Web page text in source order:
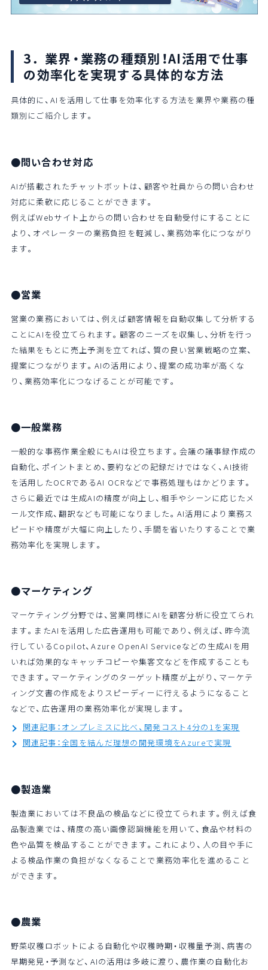
3．業界・業務の種類別！AI活用で仕事
の効率化を実現する具体的な方法
具体的に、AIを活用して仕事を効率化する方法を業界や業務の種
類別にご紹介します。
●問い合わせ対応
AIが搭載されたチャットボットは、顧客や社員からの問い合わせ
対応に柔軟に応じることができます。
例えばWebサイト上からの問い合わせを自動受付にすることに
より、オペレーターの業務負担を軽減し、業務効率化につながり
ます。
●営業
営業の業務においては、例えば顧客情報を自動収集して分析する
ことにAIを役立てられます。顧客のニーズを収集し、分析を行っ
た結果をもとに売上予測を立てれば、質の良い営業戦略の立案、
提案につながります。AIの活用により、提案の成功率が高くな
り、業務効率化につなげることが可能です。
●一般業務
一般的な事務作業全般にもAIは役立ちます。会議の議事録作成の
自動化、ポイントまとめ、要約などの記録だけではなく、AI技術
を活用したOCRであるAI OCRなどで事務処理もはかどります。
さらに最近では生成AIの精度が向上し、相手やシーンに応じたメ
ール文作成、翻訳なども可能になりました。AI活用により業務ス
ピードや精度が大幅に向上したり、手間を省いたりすることで業
務効率化を実現します。
●マーケティング
マーケティング分野では、営業同様にAIを顧客分析に役立てられ
ます。またAIを活用した広告運用も可能であり、例えば、昨今流
行しているCopilot、Azure OpenAI Serviceなどの生成AIを用
いれば効果的なキャッチコピーや集客文などを作成することも
できます。マーケティングのターゲット精度が上がり、マーケテ
ィング文書の作成をよりスピーディーに行えるようになること
などで、広告運用の業務効率化が実現します。
関連記事：オンプレミスに比べ、開発コスト4分の1を実現
関連記事：全国を結んだ理想の開発環境をAzureで実現
●製造業
製造業においては不良品の検品などに役立てられます。例えば食
品製造業では、精度の高い画像認識機能を用いて、食品や材料の
色や品質を検品することができます。これにより、人の目や手に
よる検品作業の負担がなくなることで業務効率化を進めること
ができます。
●農業
野菜収穫ロボットによる自動化や収穫時期・収穫量予測、病害の
早期発見・予測など、AIの活用は多岐に渡り、農作業の自動化お